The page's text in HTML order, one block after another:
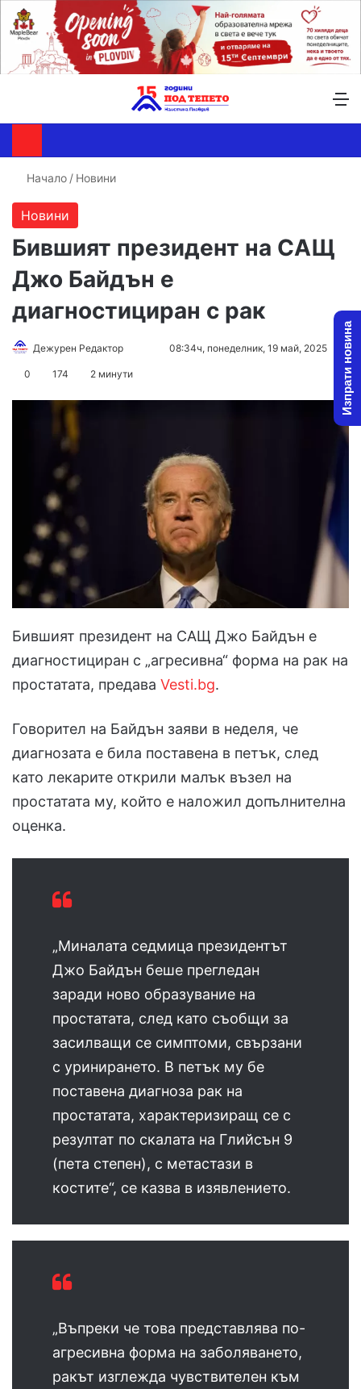
Начало / Новини
Новини
Бившият президент на САЩ
Джо Байдън е
диагностициран с рак
Дежурен Редактор
Send08:34ч, понеделник, 19 май, 2025
0 174 2 минути
Бившият президент на САЩ Джо Байдън е
диагностициран с „агресивна“ форма на рак на
простатата, предава Vesti.bg.
Говорител на Байдън заяви в неделя, че
диагнозата е била поставена в петък, след
като лекарите открили малък възел на
простатата му, който е наложил допълнителна
оценка.
„Миналата седмица президентът
Джо Байдън беше прегледан
заради ново образувание на
простатата, след като съобщи за
засилващи се симптоми, свързани
с уринирането. В петък му бе
поставена диагноза рак на
простатата, характеризиращ се с
резултат по скалата на Глийсън 9
(пета степен), с метастази в
костите“, се казва в изявлението.
„Въпреки че това представлява по-
агресивна форма на заболяването,
ракът изглежда чувствителен към
Изпрати новина